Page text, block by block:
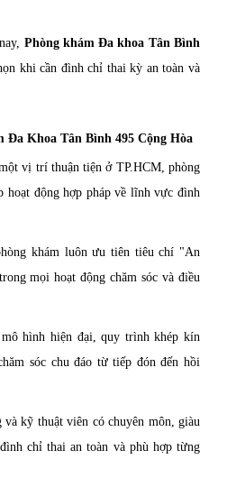
Phòng khám Đa khoa Tân Bình
khi cần đình chỉ thai kỳ an toàn và
Đa Khoa Tân Bình 495 Cộng Hòa
vị trí thuận tiện ở TP.HCM, phòng
hoạt động hợp pháp về lĩnh vực đình
khám luôn ưu tiên tiêu chí "An
mọi hoạt động chăm sóc và điều
hình hiện đại, quy trình khép kín
sóc chu đáo từ tiếp đón đến hồi
kỹ thuật viên có chuyên môn, giàu
chỉ thai an toàn và phù hợp từng